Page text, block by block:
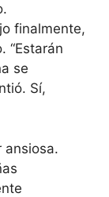
finalmente,
“Estarán
se
Sí,
ansiosa.